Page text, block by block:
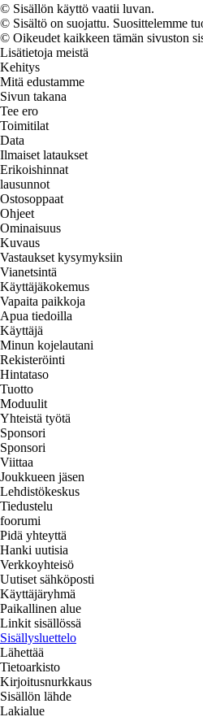
© Sisällön käyttö vaatii luvan.
© Sisältö on suojattu. Suosittelemme
© Oikeudet kaikkeen tämän sivuston
Lisätietoja meistä
Kehitys
Mitä edustamme
Sivun takana
Tee ero
Toimitilat
Data
Ilmaiset lataukset
Erikoishinnat
lausunnot
Ostosoppaat
Ohjeet
Ominaisuus
Kuvaus
Vastaukset kysymyksiin
Vianetsintä
Käyttäjäkokemus
Vapaita paikkoja
Apua tiedoilla
Käyttäjä
Minun kojelautani
Rekisteröinti
Hintataso
Tuotto
Moduulit
Yhteistä työtä
Sponsori
Sponsori
Viittaa
Joukkueen jäsen
Lehdistökeskus
Tiedustelu
foorumi
Pidä yhteyttä
Hanki uutisia
Verkkoyhteisö
Uutiset sähköposti
Käyttäjäryhmä
Paikallinen alue
Linkit sisällössä
Sisällysluettelo
Lähettää
Tietoarkisto
Kirjoitusnurkkaus
Sisällön lähde
Lakialue